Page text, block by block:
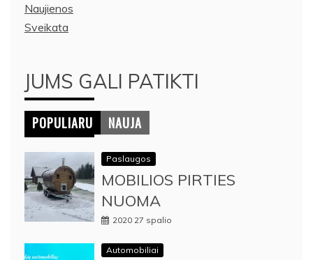
Naujienos
Sveikata
JUMS GALI PATIKTI
POPULIARU NAUJA
Paslaugos
MOBILIOS PIRTIES
NUOMA
2020 27 spalio
Automobiliai